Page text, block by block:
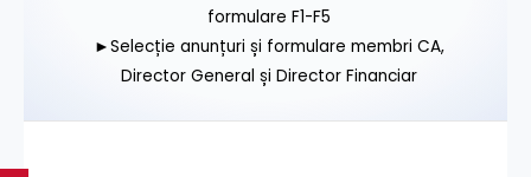
formulare F1-F5
►Selecție anunțuri și formulare membri CA,
Director General și Director Financiar